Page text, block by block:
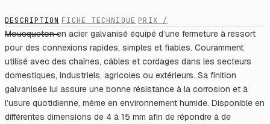
DESCRIPTION FICHE TECHNIQUE PRIX /
Mousqueton en acier galvanisé équipé d’une fermeture à ressort
pour des connexions rapides, simples et fiables. Couramment
utilisé avec des chaînes, câbles et cordages dans les secteurs
domestiques, industriels, agricoles ou extérieurs. Sa finition
galvanisée lui assure une bonne résistance à la corrosion et à
l’usure quotidienne, même en environnement humide. Disponible en
différentes dimensions de 4 à 15 mm afin de répondre à de